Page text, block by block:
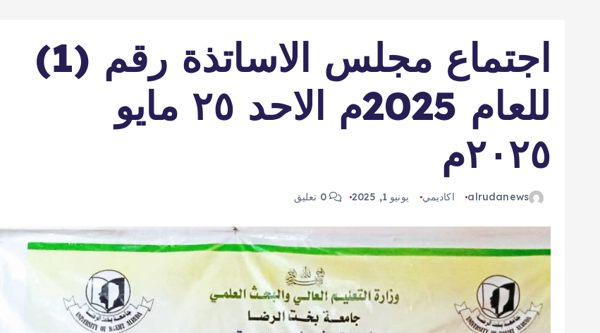
اجتماع مجلس الاساتذة رقم (1)
للعام 2025م الاحد ٢٥ مايو
٢٠٢٥م
alrudanews اكاديمي يونيو 1, 2025 0 تعليق